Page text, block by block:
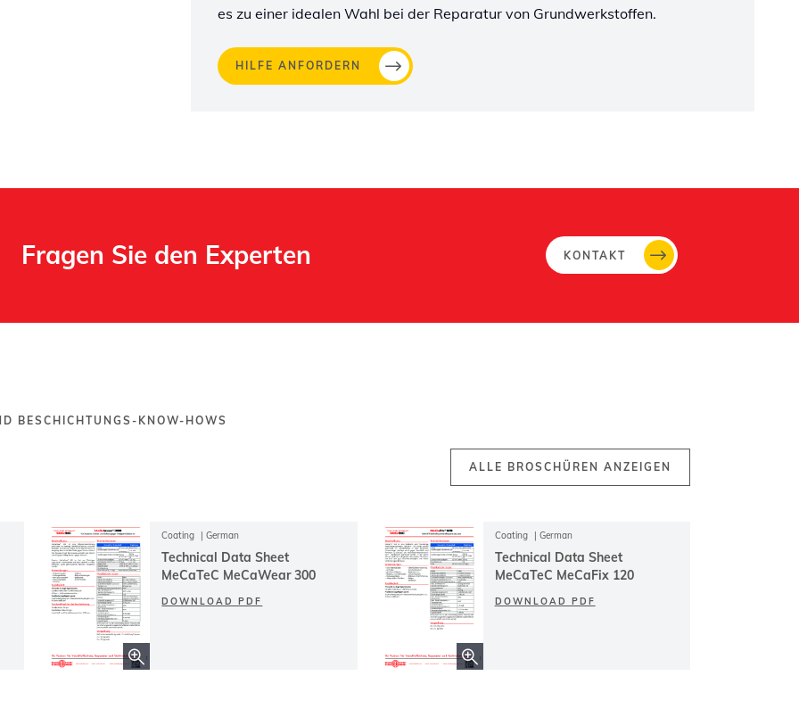
es zu einer idealen Wahl bei der Reparatur von Grundwerkstoffen.
HILFE ANFORDERN
Fragen Sie den Experten KONTAKT
BESCHICHTUNGS-KNOW-HOWS
ALLE BROSCHÜREN ANZEIGEN
Coating German
Technical Data Sheet
MeCaTeC MeCaWear 300
DOWNLOAD PDF
Coating German
Technical Data Sheet
MeCaTeC MeCaFix 120
DOWNLOAD PDF